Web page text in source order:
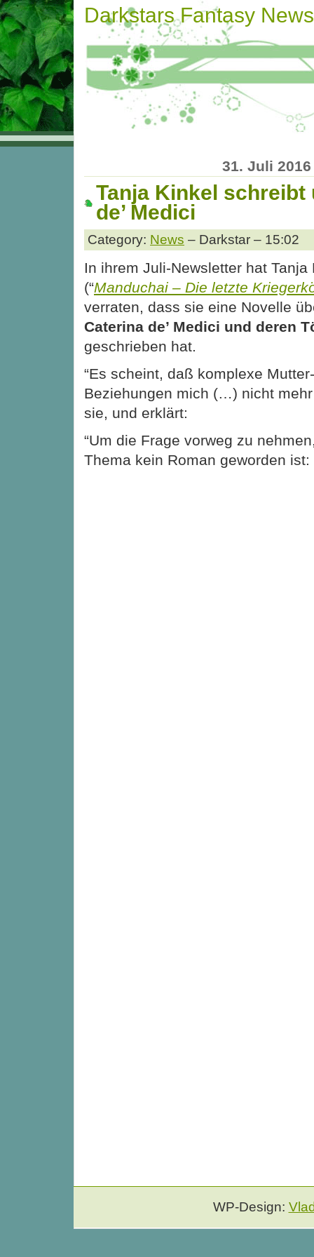
Darkstars Fantasy News
31. Juli 2016
Tanja Kinkel schreibt
de’ Medici
Category: News – Darkstar – 15:02
In ihrem Juli-Newsletter hat Tanja
(“Manduchai – Die letzte
verraten, dass sie eine Novelle
Caterina de’ Medici und deren
geschrieben hat.
“Es scheint, daß komplexe
Beziehungen mich (…) nicht
sie, und erklärt:
“Um die Frage vorweg zu
Thema kein Roman geworden ist:
WP-Design: